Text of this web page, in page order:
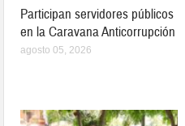
Participan servidores públicos
en la Caravana Anticorrupción
agosto 05, 2026